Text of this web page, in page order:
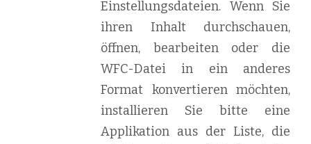
Einstellungsdateien. Wenn Sie
ihren Inhalt durchschauen,
öffnen, bearbeiten oder die
WFC-Datei in ein anderes
Format konvertieren möchten,
installieren Sie bitte eine
Applikation aus der Liste, die